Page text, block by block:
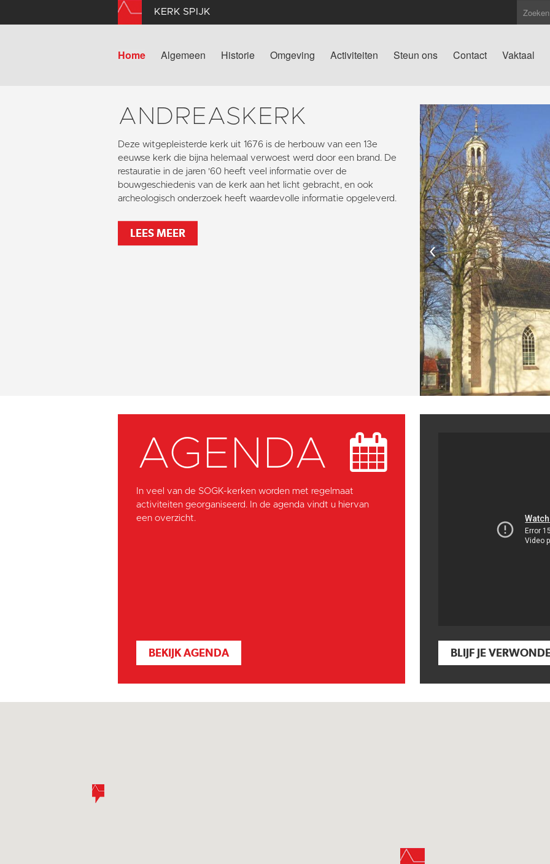
KERK SPIJK
Home Algemeen Historie Omgeving Activiteiten Steun ons Contact Vaktaal
ANDREASKERK
Deze witgepleisterde kerk uit 1676 is de herbouw van een 13e
eeuwse kerk die bijna helemaal verwoest werd door een brand. De
restauratie in de jaren '60 heeft veel informatie over de
bouwgeschiedenis van de kerk aan het licht gebracht, en ook
archeologisch onderzoek heeft waardevolle informatie opgeleverd.
LEES MEER
‹
AGENDA
In veel van de SOGK-kerken worden met regelmaat
activiteiten georganiseerd. In de agenda vindt u hiervan
een overzicht.
BEKIJK AGENDA BLIJF JE